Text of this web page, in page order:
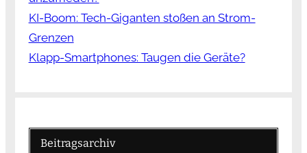
KI-Boom: Tech-Giganten stoßen an Strom-
Grenzen
Klapp-Smartphones: Taugen die Geräte?
Beitragsarchiv